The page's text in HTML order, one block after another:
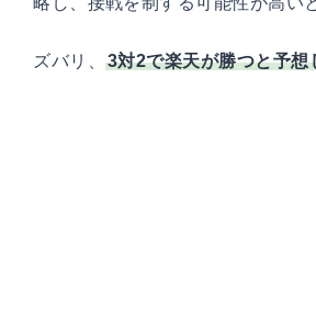
ズバリ、 3対2で楽天が勝つと予想